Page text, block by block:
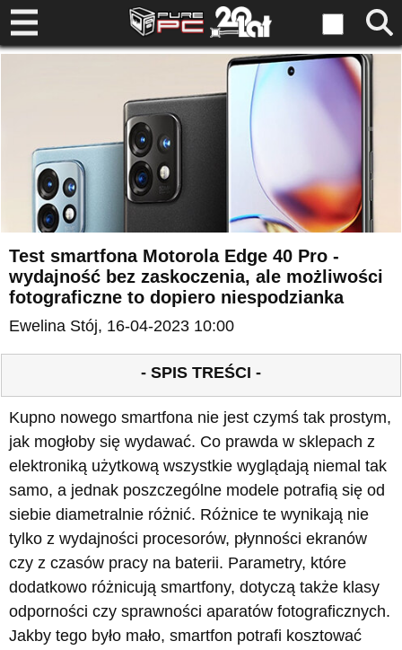
Test smartfona Motorola Edge 40 Pro -
wydajność bez zaskoczenia, ale możliwości
fotograficzne to dopiero niespodzianka
Ewelina Stój, 16-04-2023 10:00
- SPIS TREŚCI -
Kupno nowego smartfona nie jest czymś tak prostym,
jak mogłoby się wydawać. Co prawda w sklepach z
elektroniką użytkową wszystkie wyglądają niemal tak
samo, a jednak poszczególne modele potrafią się od
siebie diametralnie różnić. Różnice te wynikają nie
tylko z wydajności procesorów, płynności ekranów
czy z czasów pracy na baterii. Parametry, które
dodatkowo różnicują smartfony, dotyczą także klasy
odporności czy sprawności aparatów fotograficznych.
Jakby tego było mało, smartfon potrafi kosztować